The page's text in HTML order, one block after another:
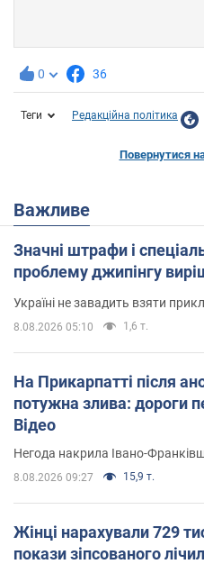
0 36
Теги Редакційна політика
Повернутися
Важливе
Значні штрафи і
проблему джипінгу
Україні не завадить взяти
8.08.2026 05:10 1,6 т.
На Прикарпатті після
потужна злива: дороги
Відео
Негода накрила Івано-
8.08.2026 09:27 15,9 т.
Жінці нарахували 729
покази зіпсованого